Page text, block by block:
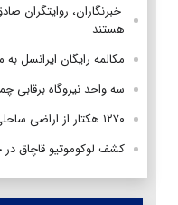
خبرنگاران، روایتگران
هستند
مکالمه رایگان ایرانسل به
سه واحد نیروگاه
۱۲۷۰ هکتار از اراضی ساحلی مکران زیر کشت میگو رفت
کشف لوکوموتیو قاچاق